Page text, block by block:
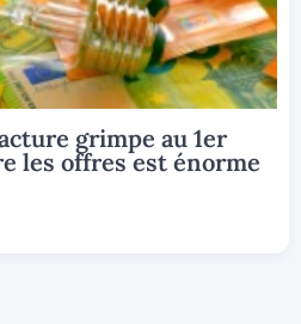
grimpe au 1er
les offres est énorme